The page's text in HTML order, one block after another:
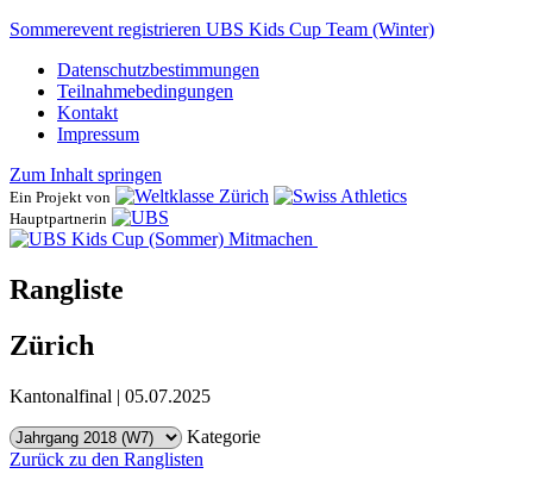
Sommerevent registrieren UBS Kids Cup Team (Winter)
Datenschutzbestimmungen
Teilnahmebedingungen
Kontakt
Impressum
Zum Inhalt springen
Ein Projekt von
Hauptpartnerin
Mitmachen
Rangliste
Zürich
Kantonalfinal | 05.07.2025
Kategorie
Zurück zu den Ranglisten